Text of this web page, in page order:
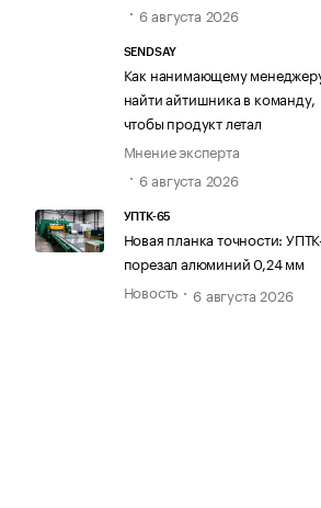
6 августа 2026
SENDSAY
Как нанимающему
найти айтишника в команду,
чтобы продукт летал
Мнение эксперта
6 августа 2026
УПТК-65
Новая планка точности:
порезал алюминий 0,24 мм
Новость
6 августа 2026